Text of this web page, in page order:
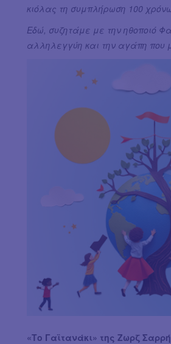
κιόλας τη συμπλήρωση 100
Εδώ, συζητάμε με την ηθοποιό
αλληλεγγύη και την αγάπη που
«Το Γαϊτανάκι» της Ζωρζ